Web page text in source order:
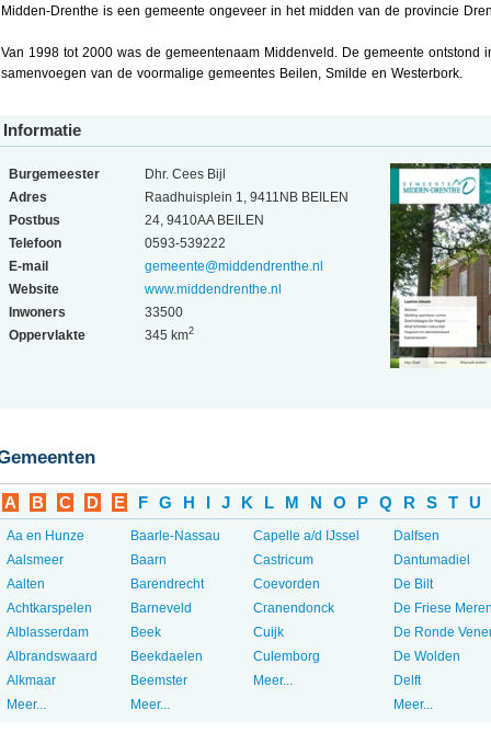
Midden-Drenthe is een gemeente ongeveer in het midden van de provincie
Van 1998 tot 2000 was de gemeentenaam Middenveld. De gemeente ontstond
samenvoegen van de voormalige gemeentes Beilen, Smilde en Westerbork.
Informatie
Burgemeester
Dhr. Cees Bijl
Adres
Raadhuisplein 1, 9411NB BEILEN
Postbus
24, 9410AA BEILEN
Telefoon
0593-539222
E-mail
gemeente@middendrenthe.nl
Website
www.middendrenthe.nl
Inwoners
33500
Oppervlakte
345 km2
A B C D E F G H I J K L M N O P Q R S T U
Aa en Hunze
Aalsmeer
Aalten
Achtkarspelen
Alblasserdam
Albrandswaard
Alkmaar
Meer...
Baarle-Nassau
Baarn
Barendrecht
Barneveld
Beek
Beekdaelen
Beemster
Meer...
Capelle a/d IJssel
Castricum
Coevorden
Cranendonck
Cuijk
Culemborg
Meer...
Dalfsen
Dantumadiel
De Bilt
De Friese
De Ronde
De Wolden
Delft
Meer...